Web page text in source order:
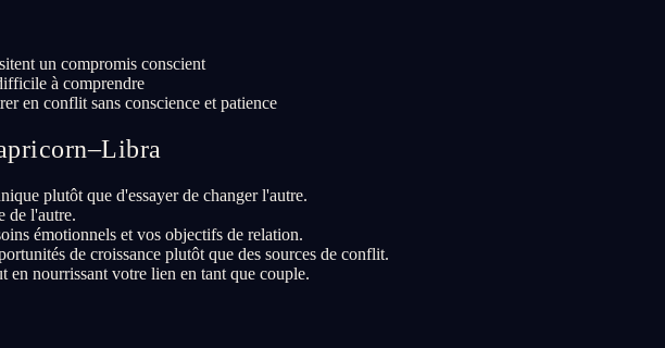
un compromis conscient
à comprendre
en conflit sans conscience et patience
plutôt que d'essayer de changer l'autre.
de l'autre.
émotionnels et vos objectifs de relation.
de croissance plutôt que des sources de conflit.
nourrissant votre lien en tant que couple.